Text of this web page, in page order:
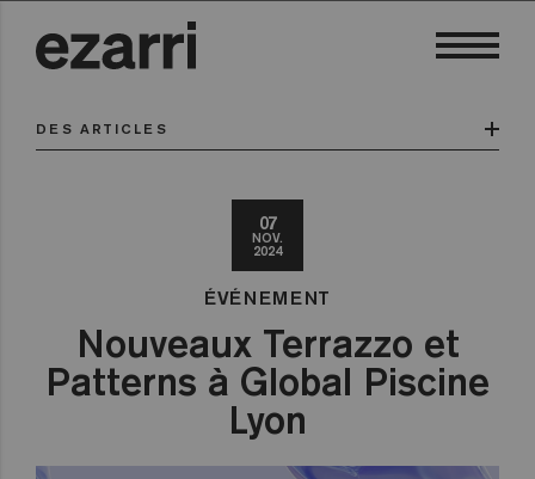
DES ARTICLES
07
NOV.
2024
ÉVÉNEMENT
Nouveaux Terrazzo et
Patterns à Global Piscine
Lyon